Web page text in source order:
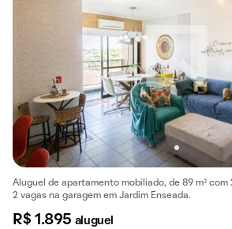
Aluguel de apartamento mobiliado, de 89 m² com
2 vagas na garagem em Jardim Enseada.
R$ 1.895 aluguel